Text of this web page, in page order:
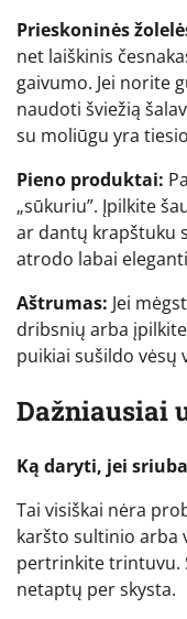
Prieskoninės
net laiškinis
gaivumo. Jei norite
naudoti šviežią
su moliūgu yra
Pieno produktai:
„sūkuriu”. Įpilkite
ar dantų krapštuku
atrodo labai
Aštrumas: Jei
dribsnių arba
puikiai sušildo vėsų
Dažniausiai
Ką daryti, jei
Tai visiškai nėra
karšto sultinio arba
pertrinkite trintuvu.
netaptų per skysta.